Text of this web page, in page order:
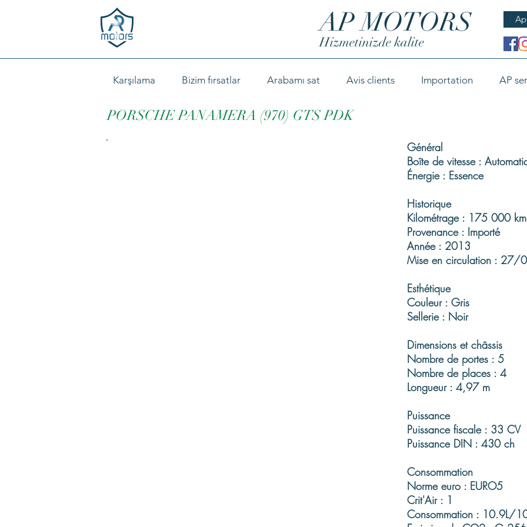
AP MOTORS
Hizmetinizde kalite
Karşılama Bizim fırsatlar Arabamı sat Avis clients Importation AP
PORSCHE PANAMERA (970) GTS PDK
Général
Boîte de vitesse :
Énergie : Essence
Historique
Kilométrage : 175 000 km
Provenance : Importé
Année : 2013
Mise en circulation :
Esthétique
Couleur : Gris
Sellerie : Noir
Dimensions et châssis
Nombre de portes : 5
Nombre de places : 4
Longueur : 4,97 m
Puissance
Puissance fiscale : 33 CV
Puissance DIN : 430 ch
Consommation
Norme euro : EURO5
Crit'Air : 1
Consommation : 10.9L/